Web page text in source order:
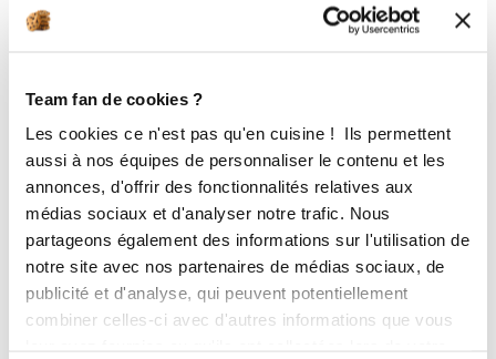
Team fan de cookies ?
Les cookies ce n'est pas qu'en cuisine ! Ils permettent
aussi à nos équipes de personnaliser le contenu et les
annonces, d'offrir des fonctionnalités relatives aux
médias sociaux et d'analyser notre trafic. Nous
partageons également des informations sur l'utilisation de
notre site avec nos partenaires de médias sociaux, de
publicité et d'analyse, qui peuvent potentiellement
combiner celles-ci avec d'autres informations que vous